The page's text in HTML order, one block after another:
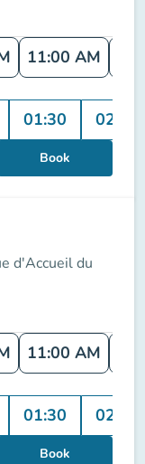
11:00 AM
01:30 02:00
Book
d'Accueil du
11:00 AM
01:30 02:00
Book